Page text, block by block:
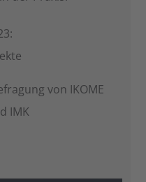
von IKOME
IMK